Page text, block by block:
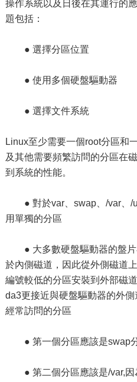
操作系統以及日後在其運行的
題包括：
● 選擇分區位置
● 使用多個硬盤驅動器
● 選擇文件系統
Linux至少需要一個root分區和
及其他需要頻繁訪問的分區在
到系統的性能。
● 對於var、swap、/var、/
用單獨的分區
● 大多數硬盤驅動器的盤片
於內側磁道，因此從外側磁道
編號較低的分區安裝到外部磁
da3更接近與硬盤驅動器的外
經常訪問的分區
● 第一個分區應該是swap分
● 第二個分區應該是/var,因